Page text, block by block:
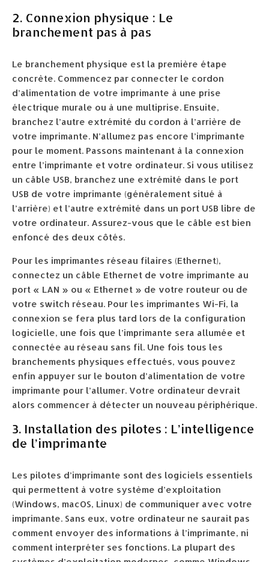
2. Connexion physique : Le
branchement pas à pas
Le branchement physique est la première étape
concrète. Commencez par connecter le cordon
d’alimentation de votre imprimante à une prise
électrique murale ou à une multiprise. Ensuite,
branchez l’autre extrémité du cordon à l’arrière de
votre imprimante. N’allumez pas encore l’imprimante
pour le moment. Passons maintenant à la connexion
entre l’imprimante et votre ordinateur. Si vous utilisez
un câble USB, branchez une extrémité dans le port
USB de votre imprimante (généralement situé à
l’arrière) et l’autre extrémité dans un port USB libre de
votre ordinateur. Assurez-vous que le câble est bien
enfoncé des deux côtés.
Pour les imprimantes réseau filaires (Ethernet),
connectez un câble Ethernet de votre imprimante au
port « LAN » ou « Ethernet » de votre routeur ou de
votre switch réseau. Pour les imprimantes Wi-Fi, la
connexion se fera plus tard lors de la configuration
logicielle, une fois que l’imprimante sera allumée et
connectée au réseau sans fil. Une fois tous les
branchements physiques effectués, vous pouvez
enfin appuyer sur le bouton d’alimentation de votre
imprimante pour l’allumer. Votre ordinateur devrait
alors commencer à détecter un nouveau périphérique.
3. Installation des pilotes : L’intelligence
de l’imprimante
Les pilotes d’imprimante sont des logiciels essentiels
qui permettent à votre système d’exploitation
(Windows, macOS, Linux) de communiquer avec votre
imprimante. Sans eux, votre ordinateur ne saurait pas
comment envoyer des informations à l’imprimante, ni
comment interpréter ses fonctions. La plupart des